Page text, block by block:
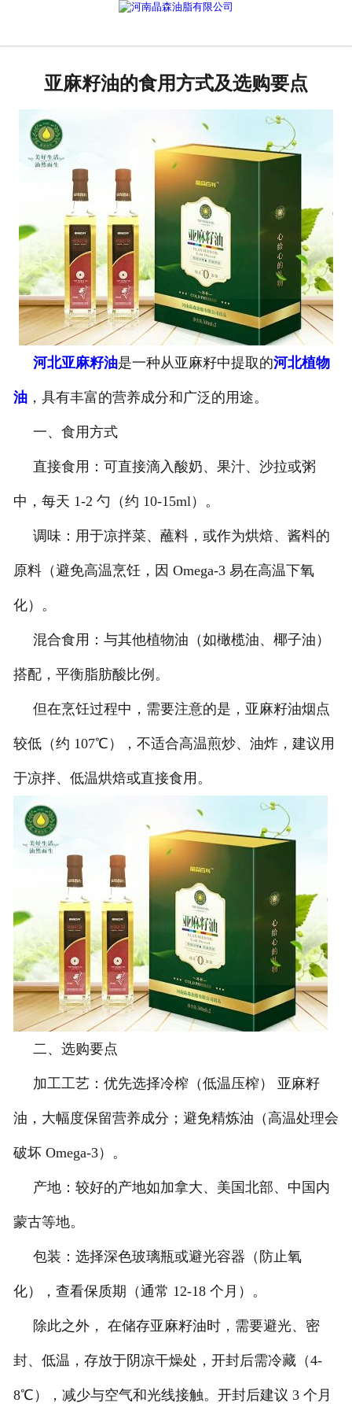
葡萄籽油
成功案例
新闻资讯
联系晶森
走进晶森
亚麻籽油的食用方式及选购要点
河北亚麻籽油是一种从亚麻籽中提取的河北植物
油，具有丰富的营养成分和广泛的用途。
一、食用方式
直接食用：可直接滴入酸奶、果汁、沙拉或粥
中，每天 1-2 勺（约 10-15ml）。
调味：用于凉拌菜、蘸料，或作为烘焙、酱料的
原料（避免高温烹饪，因 Omega-3 易在高温下氧
化）。
混合食用：与其他植物油（如橄榄油、椰子油）
搭配，平衡脂肪酸比例。
但在烹饪过程中，需要注意的是，亚麻籽油烟点
较低（约 107℃），不适合高温煎炒、油炸，建议用
于凉拌、低温烘焙或直接食用。
二、选购要点
加工工艺：优先选择冷榨（低温压榨） 亚麻籽
油，大幅度保留营养成分；避免精炼油（高温处理会
破坏 Omega-3）。
产地：较好的产地如加拿大、美国北部、中国内
蒙古等地。
包装：选择深色玻璃瓶或避光容器（防止氧
化），查看保质期（通常 12-18 个月）。
除此之外， 在储存亚麻籽油时，需要避光、密
封、低温，存放于阴凉干燥处，开封后需冷藏（4-
8℃），减少与空气和光线接触。开封后建议 3 个月